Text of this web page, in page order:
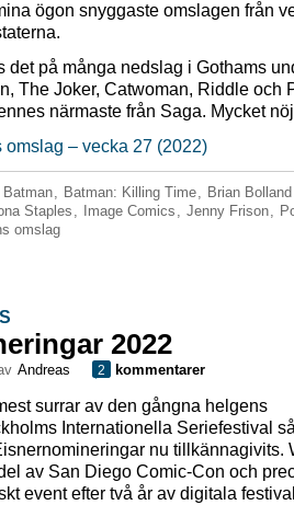
ögon snyggaste omslagen från
det på många nedslag i Gothams
The Joker, Catwoman, Riddle och
närmaste från Saga. Mycket
omslag – vecka 27 (2022)
Batman, Batman: Killing Time, Brian Bolland
Staples , Image Comics , Jenny Frison,
omslag
2022
Andreas 2 kommentarer
surrar av den gångna helgens
Internationella Seriefestival
nu tillkännagivits.
av San Diego Comic-Con och
event efter två år av digitala